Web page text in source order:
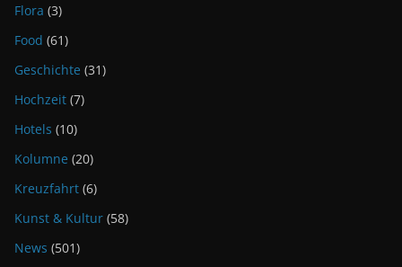
Flora (3)
Food (61)
Geschichte (31)
Hochzeit (7)
Hotels (10)
Kolumne (20)
Kreuzfahrt (6)
Kunst & Kultur (58)
News (501)